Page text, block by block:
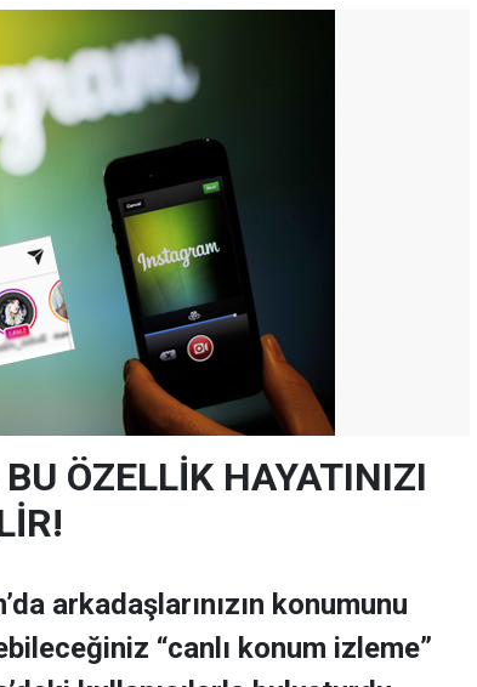
ÖZELLİK HAYATINIZI
arkadaşlarınızın konumunu
“canlı konum izleme”